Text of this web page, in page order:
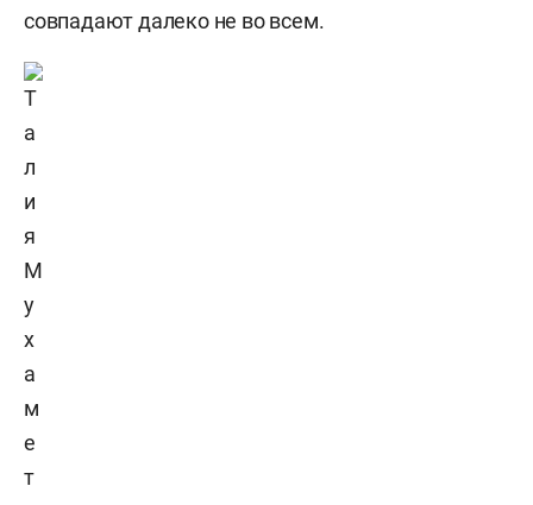
совпадают далеко не во всем.